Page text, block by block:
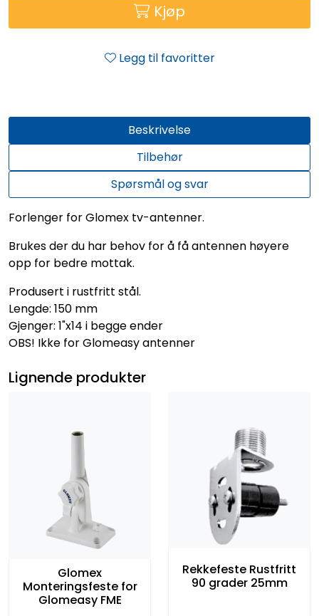
Kjøp
Legg til favoritter
Beskrivelse
Tilbehør
Spørsmål og svar
Forlenger for Glomex tv-antenner.
Brukes der du har behov for å få antennen høyere
opp for bedre mottak.
Produsert i rustfritt stål.
Lengde: 150 mm
Gjenger: 1"x14 i begge ender
OBS! Ikke for Glomeasy antenner
Lignende produkter
Glomex
Monteringsfeste for
Glomeasy FME
Rekkefeste Rustfritt
90 grader 25mm